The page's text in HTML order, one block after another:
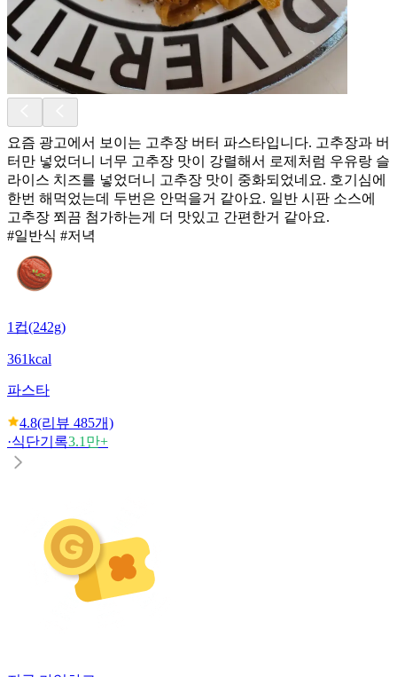
요즘 광고에서 보이는 고추장 버터 파스타입니다. 고추장과 버
터만 넣었더니 너무 고추장 맛이 강렬해서 로제처럼 우유랑 슬
라이스 치즈를 넣었더니 고추장 맛이 중화되었네요. 호기심에
한번 해먹었는데 두번은 안먹을거 같아요. 일반 시판 소스에
고추장 쬐끔 첨가하는게 더 맛있고 간편한거 같아요.
#일반식 #저녁
1컵(242g)
361kcal
파스타
4.8(리뷰 485개)
·식단기록3.1만+